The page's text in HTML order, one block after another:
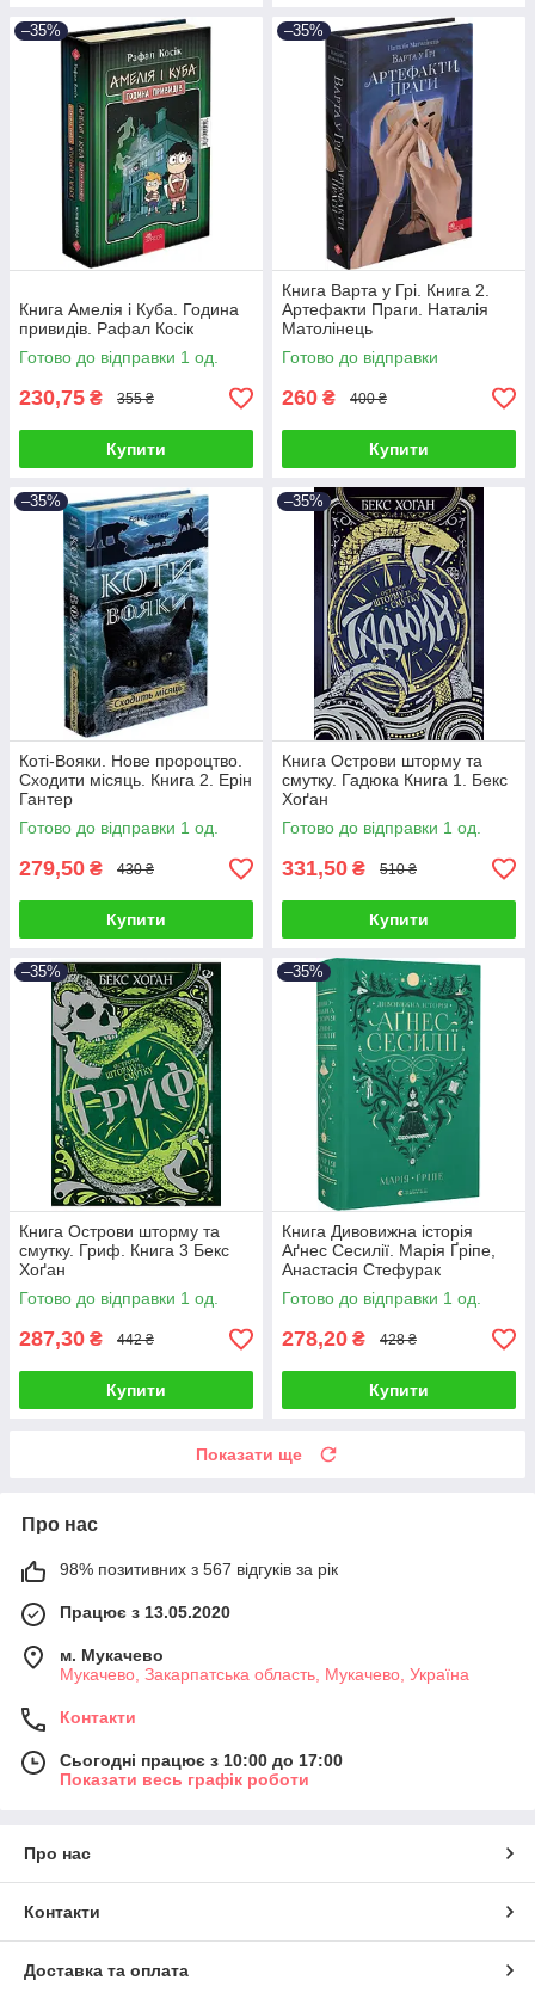
–35%
Книга Амелія і Куба. Година
привидів. Рафал Косік
Готово до відправки 1 од.
230,75 ₴ 355 ₴
Купити
–35%
Книга Варта у Грі. Книга 2.
Артефакти Праги. Наталія
Матолінець
Готово до відправки
260 ₴ 400 ₴
Купити
–35%
Коті-Вояки. Нове пророцтво.
Сходити місяць. Книга 2. Ерін
Гантер
Готово до відправки 1 од.
279,50 ₴ 430 ₴
Купити
–35%
Книга Острови шторму та
смутку. Гадюка Книга 1. Бекс
Хоґан
Готово до відправки 1 од.
331,50 ₴ 510 ₴
Купити
–35%
Книга Острови шторму та
смутку. Гриф. Книга 3 Бекс
Хоґан
Готово до відправки 1 од.
287,30 ₴ 442 ₴
Купити
–35%
Книга Дивовижна історія
Аґнес Сесилії. Марія Ґріпе,
Анастасія Стефурак
Готово до відправки 1 од.
278,20 ₴ 428 ₴
Купити
Показати ще
Про нас
98% позитивних з 567 відгуків за рік
Працює з 13.05.2020
м. Мукачево
Мукачево, Закарпатська область, Мукачево, Україна
Контакти
Сьогодні працює з 10:00 до 17:00
Показати весь графік роботи
Про нас
Контакти
Доставка та оплата